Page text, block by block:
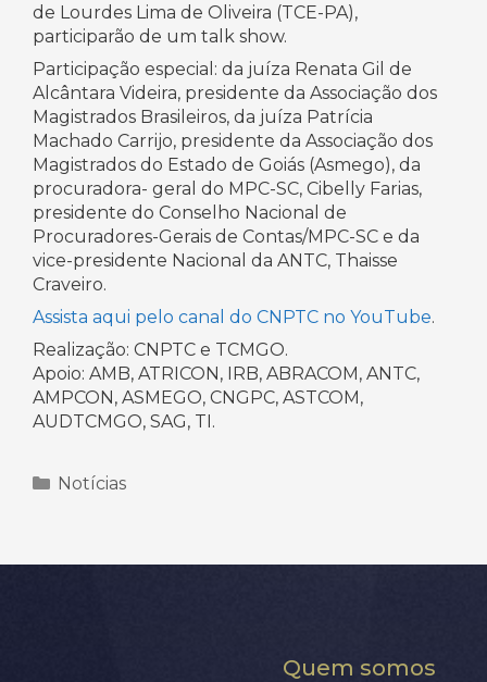
de Lourdes Lima de Oliveira (TCE-PA),
participarão de um talk show.
Participação especial: da juíza Renata Gil de
Alcântara Videira, presidente da Associação dos
Magistrados Brasileiros, da juíza Patrícia
Machado Carrijo, presidente da Associação dos
Magistrados do Estado de Goiás (Asmego), da
procuradora- geral do MPC-SC, Cibelly Farias,
presidente do Conselho Nacional de
Procuradores-Gerais de Contas/MPC-SC e da
vice-presidente Nacional da ANTC, Thaisse
Craveiro.
Assista aqui pelo canal do CNPTC no YouTube.
Realização: CNPTC e TCMGO.
Apoio: AMB, ATRICON, IRB, ABRACOM, ANTC,
AMPCON, ASMEGO, CNGPC, ASTCOM,
AUDTCMGO, SAG, TI.
Categorias
Notícias
Quem somos